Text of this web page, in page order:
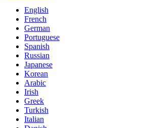
English
French
German
Portuguese
Spanish
Russian
Japanese
Korean
Arabic
Irish
Greek
Turkish
Italian